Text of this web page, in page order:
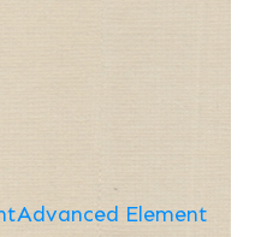
Advanced Element